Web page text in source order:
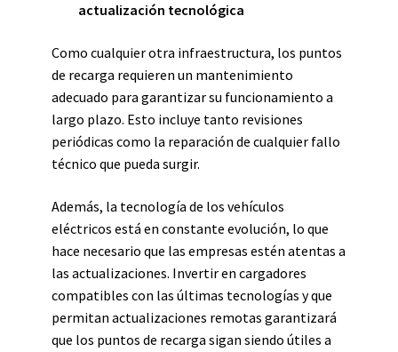
actualización tecnológica
Como cualquier otra infraestructura, los puntos
de recarga requieren un mantenimiento
adecuado para garantizar su funcionamiento a
largo plazo. Esto incluye tanto revisiones
periódicas como la reparación de cualquier fallo
técnico que pueda surgir.
Además, la tecnología de los vehículos
eléctricos está en constante evolución, lo que
hace necesario que las empresas estén atentas a
las actualizaciones. Invertir en cargadores
compatibles con las últimas tecnologías y que
permitan actualizaciones remotas garantizará
que los puntos de recarga sigan siendo útiles a